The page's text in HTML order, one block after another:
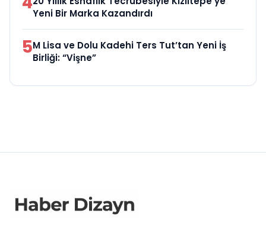
Yeni Bir Marka Kazandırdı
5M Lisa ve Dolu Kadehi Ters Tut’tan Yeni İş
Birliği: “Vişne”